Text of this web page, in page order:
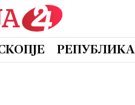
РЕПУБЛИКА